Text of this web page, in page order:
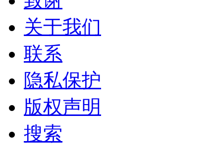
关于我们
联系
隐私保护
版权声明
搜索